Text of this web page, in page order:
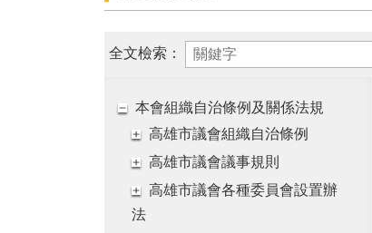
全文檢索：
本會組織自治條例及關係法規
高雄市議會組織自治條例
高雄市議會議事規則
高雄市議會各種委員會設置辦
法